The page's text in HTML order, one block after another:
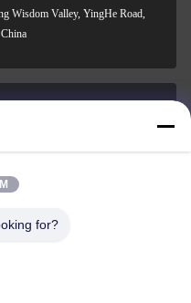
Wisdom Valley, YingHe Road,
for?